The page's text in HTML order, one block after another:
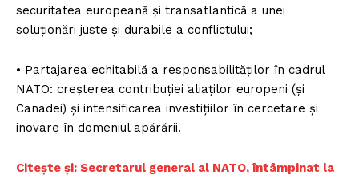
securitatea europeană și transatlantică a unei
soluționări juste și durabile a conflictului;
• Partajarea echitabilă a responsabilităților în cadrul
NATO: creșterea contribuției aliaților europeni (și
Canadei) și intensificarea investițiilor în cercetare și
inovare în domeniul apărării.
Citește și: Secretarul general al NATO, întâmpinat la